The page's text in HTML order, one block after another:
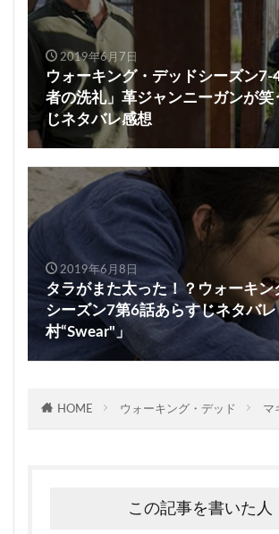
2019年6月7日
ウォーキング・デッドシーズン7-
者の洗礼」革ジャンニーガンが笑
じネタバレ感想
2019年6月8日
タラがまた太った！？ウォーキン
シーズン7第6話あらすじネタバ
村“Swear"」
HOME ウォーキング・デッド マ
この記事を書いた人